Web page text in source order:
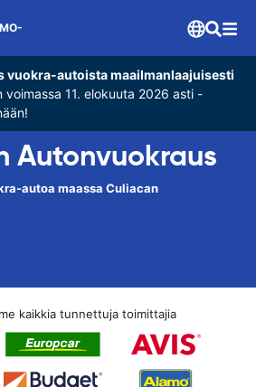
vuokra-autoista maailmanlaajuisesti
voimassa 11. elokuuta 2026 asti -
Autonvuokraus
autoa maassa Culiacan
kaikkia tunnettuja toimittajia